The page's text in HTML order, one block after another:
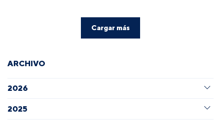
Cargar más
ARCHIVO
2026
2025